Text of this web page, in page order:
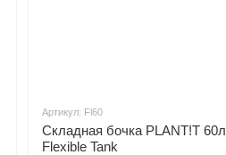
Артикул: Fl60
Складная бочка PLANT!T 60л
Flexible Tank